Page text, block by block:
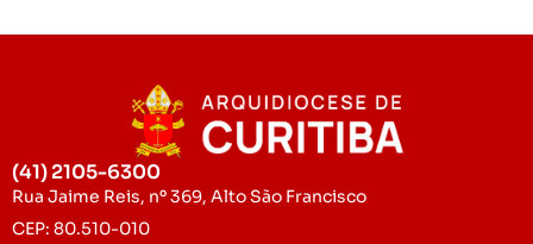
(41) 2105-6300
Rua Jaime Reis, nº 369, Alto São Francisco
CEP: 80.510-010